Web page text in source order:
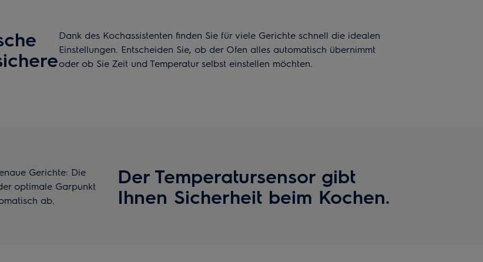
Dank des Kochassistenten finden Sie für viele Gerichte schnell die idealen
Einstellungen. Entscheiden Sie, ob der Ofen alles automatisch übernimmt
oder ob Sie Zeit und Temperatur selbst einstellen möchten.
Der Temperatursensor gibt
Ihnen Sicherheit beim Kochen.
Gerichte: Die
optimale Garpunkt
ab.